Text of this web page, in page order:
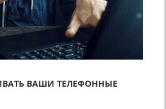
ВАШИ ТЕЛЕФОННЫЕ